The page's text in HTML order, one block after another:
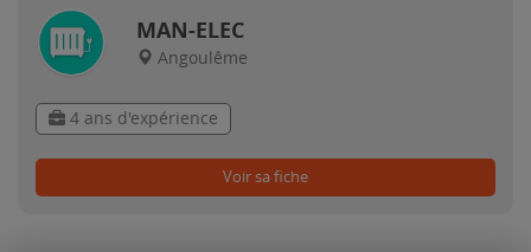
MAN-ELEC
Angoulême
4 ans d'expérience
Voir sa fiche